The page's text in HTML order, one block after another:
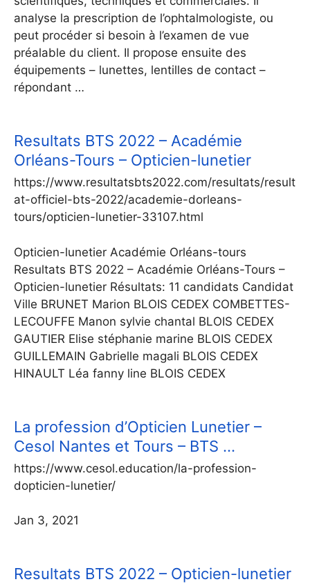
analyse la prescription de l’ophtalmologiste, ou
peut procéder si besoin à l’examen de vue
préalable du client. Il propose ensuite des
équipements – lunettes, lentilles de contact –
répondant …
Resultats BTS 2022 – Académie
Orléans-Tours – Opticien-lunetier
https://www.resultatsbts2022.com/resultats/result
at-officiel-bts-2022/academie-dorleans-
tours/opticien-lunetier-33107.html
Opticien-lunetier Académie Orléans-tours
Resultats BTS 2022 – Académie Orléans-Tours –
Opticien-lunetier Résultats: 11 candidats Candidat
Ville BRUNET Marion BLOIS CEDEX COMBETTES-
LECOUFFE Manon sylvie chantal BLOIS CEDEX
GAUTIER Elise stéphanie marine BLOIS CEDEX
GUILLEMAIN Gabrielle magali BLOIS CEDEX
HINAULT Léa fanny line BLOIS CEDEX
La profession d’Opticien Lunetier –
Cesol Nantes et Tours – BTS …
https://www.cesol.education/la-profession-
dopticien-lunetier/
Jan 3, 2021
Resultats BTS 2022 – Opticien-lunetier